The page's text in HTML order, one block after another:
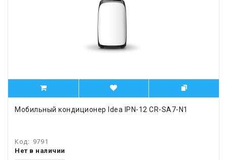
Мобильный кондиционер Idea IPN-12 CR-SA7-N1
Код: 9791
Нет в наличии